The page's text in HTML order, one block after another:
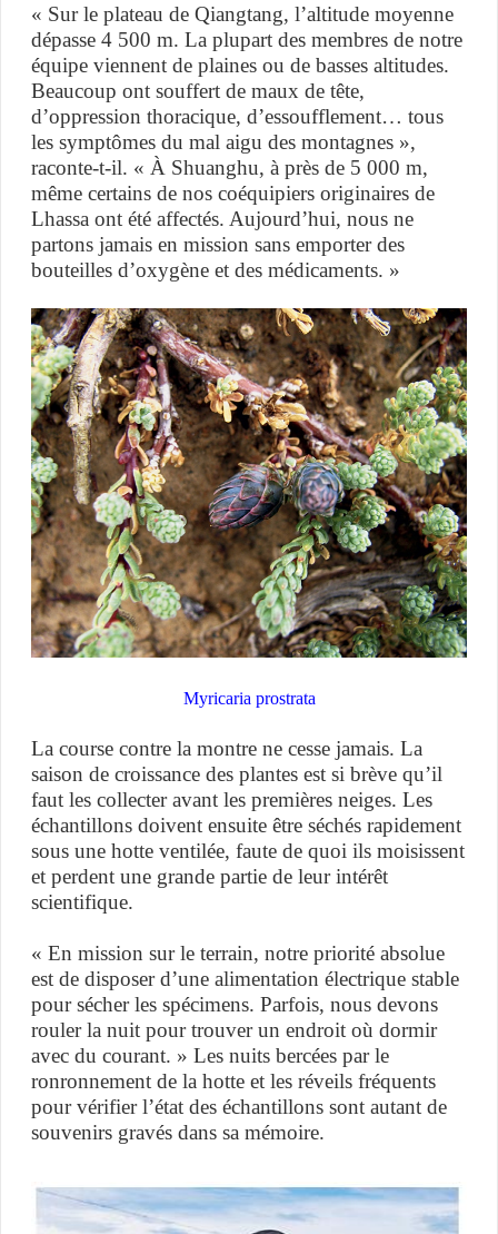
« Sur le plateau de Qiangtang, l’altitude moyenne
dépasse 4 500 m. La plupart des membres de notre
équipe viennent de plaines ou de basses altitudes.
Beaucoup ont souffert de maux de tête,
d’oppression thoracique, d’essoufflement… tous
les symptômes du mal aigu des montagnes »,
raconte-t-il. « À Shuanghu, à près de 5 000 m,
même certains de nos coéquipiers originaires de
Lhassa ont été affectés. Aujourd’hui, nous ne
partons jamais en mission sans emporter des
bouteilles d’oxygène et des médicaments. »
Myricaria prostrata
La course contre la montre ne cesse jamais. La
saison de croissance des plantes est si brève qu’il
faut les collecter avant les premières neiges. Les
échantillons doivent ensuite être séchés rapidement
sous une hotte ventilée, faute de quoi ils moisissent
et perdent une grande partie de leur intérêt
scientifique.
« En mission sur le terrain, notre priorité absolue
est de disposer d’une alimentation électrique stable
pour sécher les spécimens. Parfois, nous devons
rouler la nuit pour trouver un endroit où dormir
avec du courant. » Les nuits bercées par le
ronronnement de la hotte et les réveils fréquents
pour vérifier l’état des échantillons sont autant de
souvenirs gravés dans sa mémoire.